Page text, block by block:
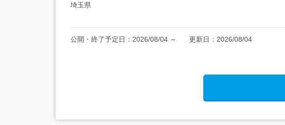
埼玉県
公開・終了予定日： 2026/08/04 ～ 更新日： 2026/08/04